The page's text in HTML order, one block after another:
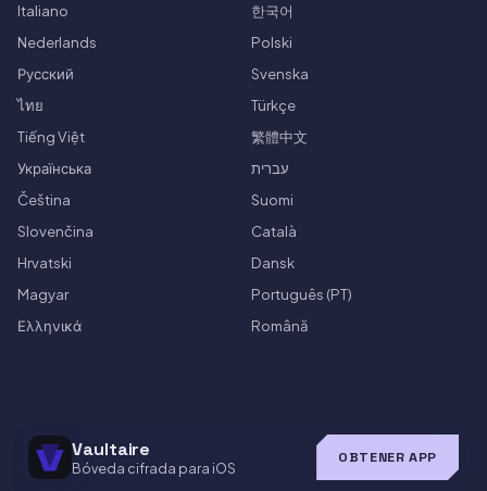
Vaultaire
Bóveda cifrada para iOS
OBTENER APP
Italiano
한국어
Nederlands
Polski
Русский
Svenska
ไทย
Türkçe
Tiếng Việt
繁體中文
Українська
עברית
Čeština
Suomi
Slovenčina
Català
Hrvatski
Dansk
Magyar
Português (PT)
Ελληνικά
Română